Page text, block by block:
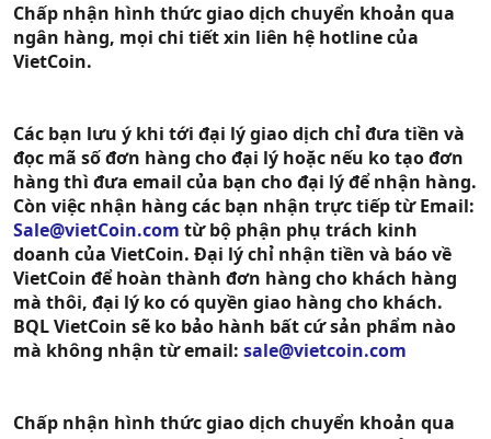
Chấp nhận hình thức giao dịch chuyển khoản qua
ngân hàng, mọi chi tiết xin liên hệ hotline của
VietCoin.
Các bạn lưu ý khi tới đại lý giao dịch chỉ đưa tiền và
đọc mã số đơn hàng cho đại lý hoặc nếu ko tạo đơn
hàng thì đưa email của bạn cho đại lý để nhận hàng.
Còn việc nhận hàng các bạn nhận trực tiếp từ Email:
Sale@vietCoin.com từ bộ phận phụ trách kinh
doanh của VietCoin. Đại lý chỉ nhận tiền và báo về
VietCoin để hoàn thành đơn hàng cho khách hàng
mà thôi, đại lý ko có quyền giao hàng cho khách.
BQL VietCoin sẽ ko bảo hành bất cứ sản phẩm nào
mà không nhận từ email: sale@vietcoin.com
Chấp nhận hình thức giao dịch chuyển khoản qua